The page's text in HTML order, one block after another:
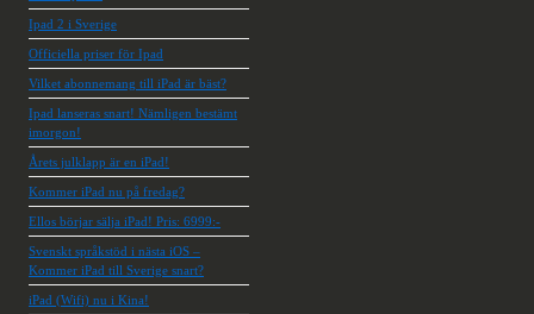
Ipad 2 i Sverige
Officiella priser för Ipad
Vilket abonnemang till iPad är bäst?
Ipad lanseras snart! Nämligen bestämt
imorgon!
Årets julklapp är en iPad!
Kommer iPad nu på fredag?
Ellos börjar sälja iPad! Pris: 6999:-
Svenskt språkstöd i nästa iOS –
Kommer iPad till Sverige snart?
iPad (Wifi) nu i Kina!